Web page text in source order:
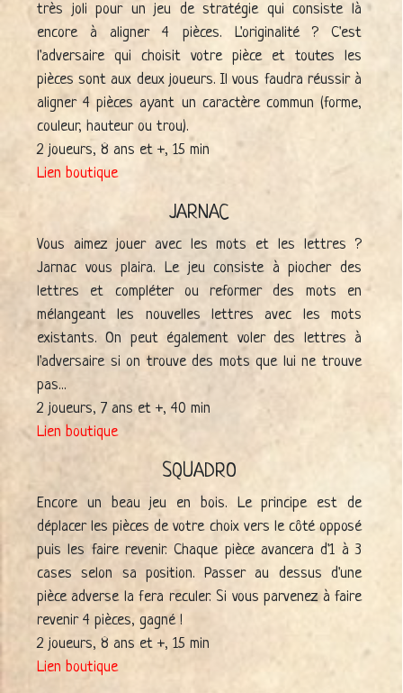
très joli pour un jeu de stratégie qui consiste là
encore à aligner 4 pièces. L'originalité ? C'est
l'adversaire qui choisit votre pièce et toutes les
pièces sont aux deux joueurs. Il vous faudra réussir à
aligner 4 pièces ayant un caractère commun (forme,
couleur, hauteur ou trou).
2 joueurs, 8 ans et +, 15 min
Lien boutique
JARNAC
Vous aimez jouer avec les mots et les lettres ?
Jarnac vous plaira. Le jeu consiste à piocher des
lettres et compléter ou reformer des mots en
mélangeant les nouvelles lettres avec les mots
existants. On peut également voler des lettres à
l'adversaire si on trouve des mots que lui ne trouve
pas...
2 joueurs, 7 ans et +, 40 min
Lien boutique
SQUADRO
Encore un beau jeu en bois. Le principe est de
déplacer les pièces de votre choix vers le côté opposé
puis les faire revenir. Chaque pièce avancera d'1 à 3
cases selon sa position. Passer au dessus d'une
pièce adverse la fera reculer. Si vous parvenez à faire
revenir 4 pièces, gagné !
2 joueurs, 8 ans et +, 15 min
Lien boutique